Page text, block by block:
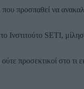
προσπαθεί να
SETI,
προσεκτικοί στο